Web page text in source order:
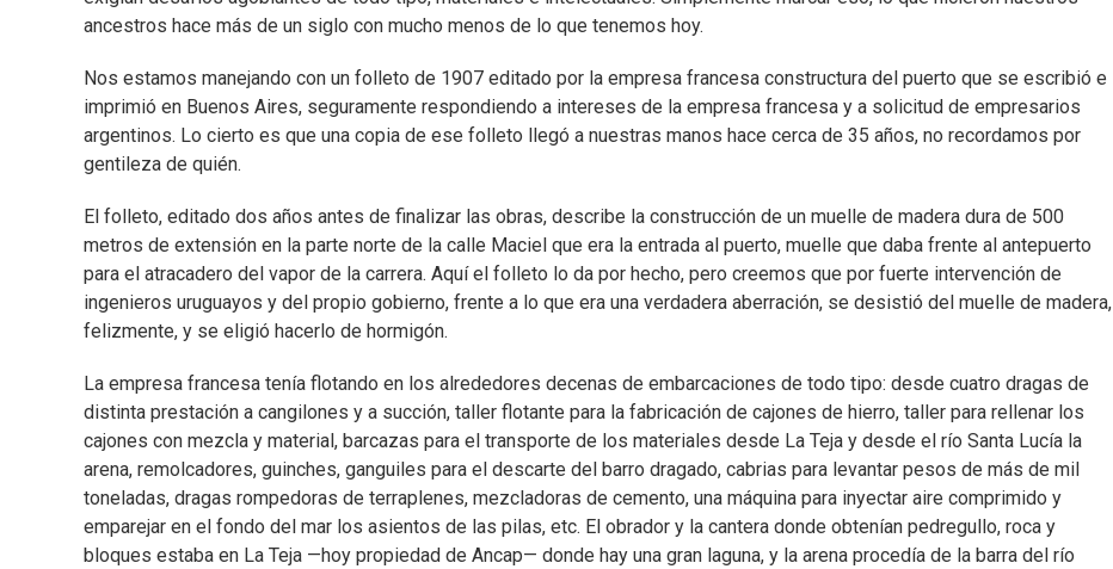
ancestros hace más de un siglo con mucho menos de lo que tenemos hoy.
Nos estamos manejando con un folleto de 1907 editado por la empresa francesa constructura del puerto que se escribió e
imprimió en Buenos Aires, seguramente respondiendo a intereses de la empresa francesa y a solicitud de empresarios
argentinos. Lo cierto es que una copia de ese folleto llegó a nuestras manos hace cerca de 35 años, no recordamos por
gentileza de quién.
El folleto, editado dos años antes de finalizar las obras, describe la construcción de un muelle de madera dura de 500
metros de extensión en la parte norte de la calle Maciel que era la entrada al puerto, muelle que daba frente al antepuerto
para el atracadero del vapor de la carrera. Aquí el folleto lo da por hecho, pero creemos que por fuerte intervención de
ingenieros uruguayos y del propio gobierno, frente a lo que era una verdadera aberración, se desistió del muelle de madera,
felizmente, y se eligió hacerlo de hormigón.
La empresa francesa tenía flotando en los alrededores decenas de embarcaciones de todo tipo: desde cuatro dragas de
distinta prestación a cangilones y a succión, taller flotante para la fabricación de cajones de hierro, taller para rellenar los
cajones con mezcla y material, barcazas para el transporte de los materiales desde La Teja y desde el río Santa Lucía la
arena, remolcadores, guinches, ganguiles para el descarte del barro dragado, cabrias para levantar pesos de más de mil
toneladas, dragas rompedoras de terraplenes, mezcladoras de cemento, una máquina para inyectar aire comprimido y
emparejar en el fondo del mar los asientos de las pilas, etc. El obrador y la cantera donde obtenían pedregullo, roca y
bloques estaba en La Teja —hoy propiedad de Ancap— donde hay una gran laguna, y la arena procedía de la barra del río